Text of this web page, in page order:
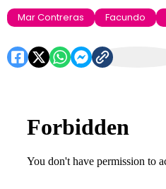
Mar Contreras Facundo